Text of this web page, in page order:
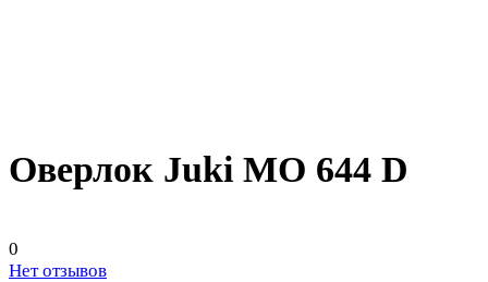
Оверлок Juki MO 644 D
0
Нет отзывов